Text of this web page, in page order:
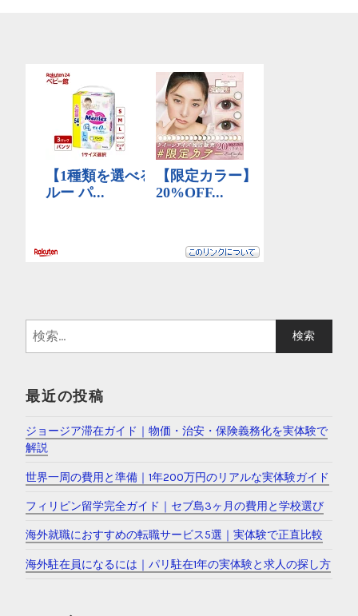
検
索
最近の投稿
ジョージア滞在ガイド｜物価・治安・保険義務化を実体験で
解説
世界一周の費用と準備｜1年200万円のリアルな実体験ガイド
フィリピン留学完全ガイド｜セブ島3ヶ月の費用と学校選び
海外就職におすすめの転職サービス5選｜実体験で正直比較
海外駐在員になるには｜パリ駐在1年の実体験と求人の探し方